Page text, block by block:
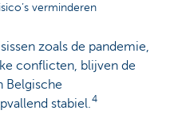
verminderen
zoals de pandemie,
conflicten, blijven de
Belgische
stabiel.4